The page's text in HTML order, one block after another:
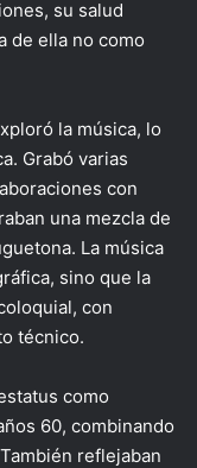
su salud
de ella no como
la música, lo
Grabó varias
con
una mezcla de
La música
sino que la
con
técnico.
como
60, combinando
reflejaban